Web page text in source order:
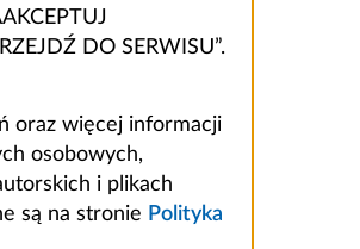
DO SERWISU”.
oraz więcej informacji
osobowych,
i plikach
są na stronie Polityka